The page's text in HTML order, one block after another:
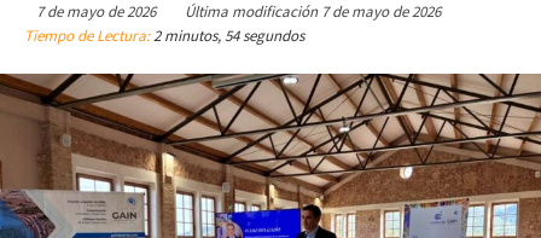
7 de mayo de 2026 Última modificación 7 de mayo de 2026
Tiempo de Lectura:2 minutos, 54 segundos